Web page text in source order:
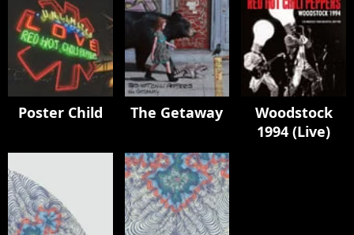
Poster Child The Getaway
Woodstock
1994 (Live)